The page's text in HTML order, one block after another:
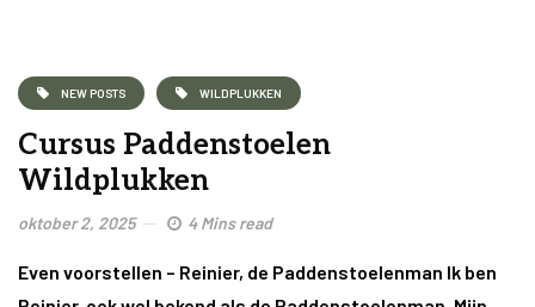
NEW POSTS WILDPLUKKEN
Cursus Paddenstoelen
Wildplukken
oktober 2, 2025 4 Mins read
Even voorstellen – Reinier, de Paddenstoelenman Ik ben